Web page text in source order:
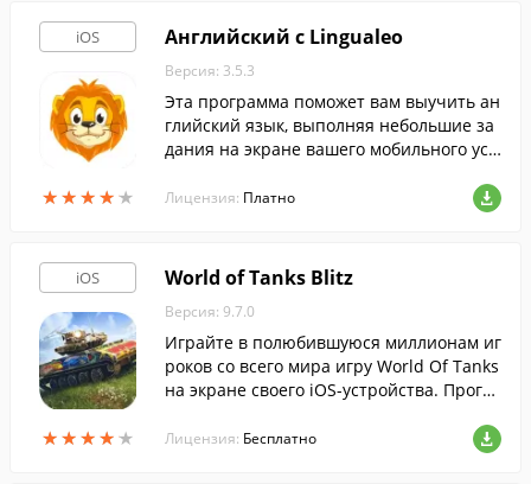
iOS
★★★★★
★★★★★
Английский с Lingualeo
Версия: 3.5.3
Эта программа поможет вам выучить ан
глийский язык, выполняя небольшие за
дания на экране вашего мобильного уст
Лицензия: Платно
iOS
★★★★★
★★★★★
World of Tanks Blitz
Версия: 9.7.0
Играйте в полюбившуюся миллионам иг
роков со всего мира игру World Of Tanks
на экране своего iOS-устройства. Прогр
а 7 на легендарных боевых машинах.
Лицензия: Бесплатно